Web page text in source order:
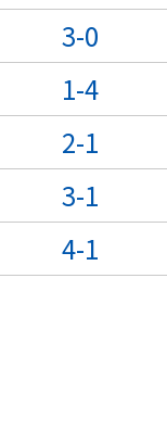
3-0
1-4
2-1
3-1
4-1